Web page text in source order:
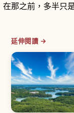
在那之前，多半只
延伸閱讀 →